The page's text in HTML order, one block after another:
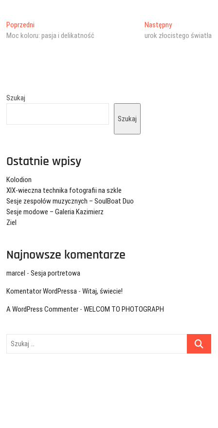
Nawigacja
wpisu
Poprzedni
wpis:
Moc koloru: pasja i delikatność
NastępnyNastępny
wpis:
urok złocistego światła
Szukaj
Szukaj
Ostatnie wpisy
Kolodion
XIX-wieczna technika fotografii na szkle
Sesje zespołów muzycznych – SoulBoat Duo
Sesje modowe – Galeria Kazimierz
Ziel
Najnowsze komentarze
marcel -Sesja portretowa
Komentator WordPressa -Witaj, świecie!
A WordPress Commenter -WELCOM TO PHOTOGRAPH
Szukaj